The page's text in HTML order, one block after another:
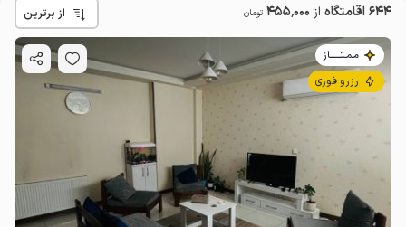
644 اقامتگاه از 455٬000 تومان از برترین
مـمـتــــــاز
رزرو فوری